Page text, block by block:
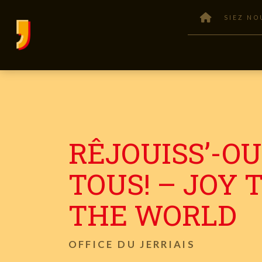
SIEZ
RÊJOUISS’-
TOUS! – JOY
THE WORLD
OFFICE DU JERRIAIS